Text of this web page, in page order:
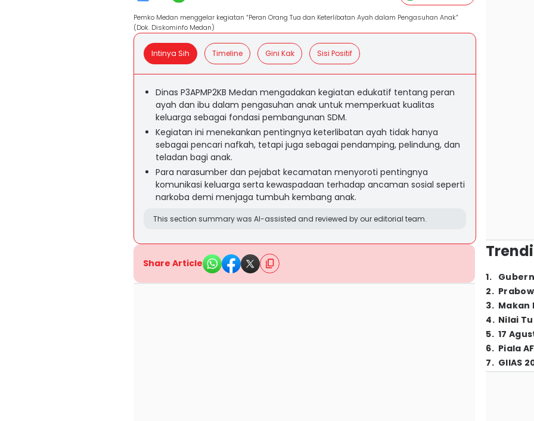
Pemko Medan menggelar kegiatan “Peran Orang Tua dan Keterlibatan Ayah dalam Pengasuhan Anak”
(Dok. Diskominfo Medan)
Intinya Sih Timeline Gini Kak Sisi Positif
Dinas P3APMP2KB Medan mengadakan kegiatan edukatif tentang peran
ayah dan ibu dalam pengasuhan anak untuk memperkuat kualitas
keluarga sebagai fondasi pembangunan SDM.
Kegiatan ini menekankan pentingnya keterlibatan ayah tidak hanya
sebagai pencari nafkah, tetapi juga sebagai pendamping, pelindung, dan
teladan bagi anak.
Para narasumber dan pejabat kecamatan menyoroti pentingnya
komunikasi keluarga serta kewaspadaan terhadap ancaman sosial seperti
narkoba demi menjaga tumbuh kembang anak.
This section summary was AI-assisted and reviewed by our editorial team.
Share Article
1.
2.
3. Makan
4. Nilai
5. 17
6. Piala
7. GIIAS